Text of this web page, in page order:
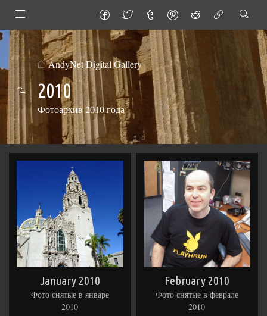
AndyNet Digital Gallery
2010
Фотоархив 2010 года
January 2010
Фото снятые в январе
2010
February 2010
Фото снятые в феврале
2010